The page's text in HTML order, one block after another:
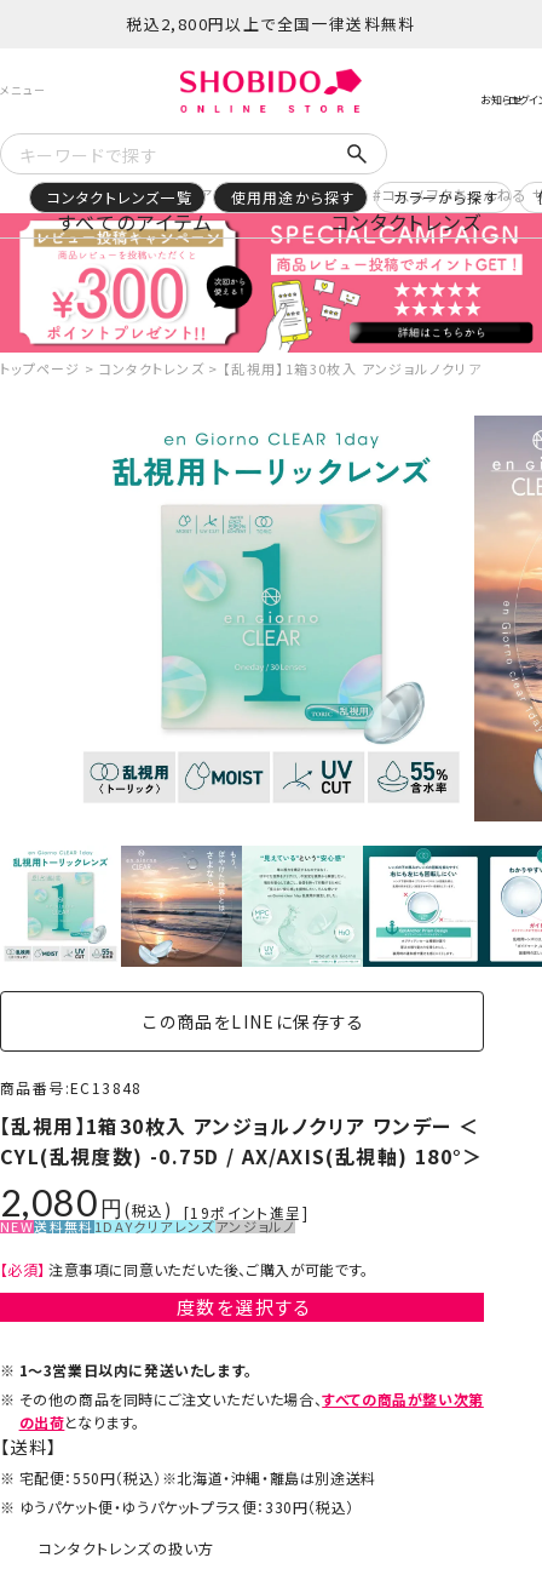
税込2,800円以上で全国一律送料無料
予約 再入荷 ヒロアカ サンリオ日焼け コスメヲタちゃんねる
すべてのアイテム コンタクトレンズ
コンタクトレンズ一覧 使用用途から探す カラーから探す
トップページ コンタクトレンズ 【乱視用】1箱30枚入 アンジョルノクリア ワ
この商品をLINEに保存する
商品番号 EC13848
【乱視用】1箱30枚入 アンジョルノクリア ワンデー ＜
CYL(乱視度数) -0.75D / AX/AXIS(乱視軸) 180°＞
2,080 税込 [19ポイント進呈]
NEW送料無料1DAYクリアレンズアンジョルノ
【必須】 注意事項に同意いただいた後、ご購入が可能です。
度数を選択する
1～3営業日以内に発送いたします。
その他の商品を同時にご注文いただいた場合、すべての商品が整い次第
の出荷となります。
【送料】
宅配便：550円（税込）※北海道・沖縄・離島は別途送料
ゆうパケット便・ゆうパケットプラス便：330円（税込）
コンタクトレンズの扱い方